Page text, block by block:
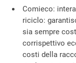
Comieco:
riciclo:
sia sempre
corrispettivo
costi della